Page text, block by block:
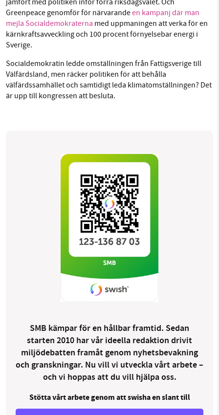
jämfört med politiken inför förra riksdagsvalet. Och
Greenpeace genomför för närvarandeen kampanj där man
mejla Socialdemokraterna med uppmaningen att verka för en
kärnkraftsavveckling och 100 procent förnyelsebar energi i
Sverige.
Socialdemokratin ledde omställningen från Fattigsverige till
Välfärdsland, men räcker politiken för att behålla
välfärdssamhället och samtidigt leda klimatomställningen? Det
är upp till kongressen att besluta.
SMB kämpar för en hållbar framtid. Sedan
starten 2010 har vår ideella redaktion drivit
miljödebatten framåt genom nyhetsbevakning
och granskningar. Nu vill vi utveckla vårt arbete –
och vi hoppas att du vill hjälpa oss.
Stötta vårt arbete genom att swisha en slant till